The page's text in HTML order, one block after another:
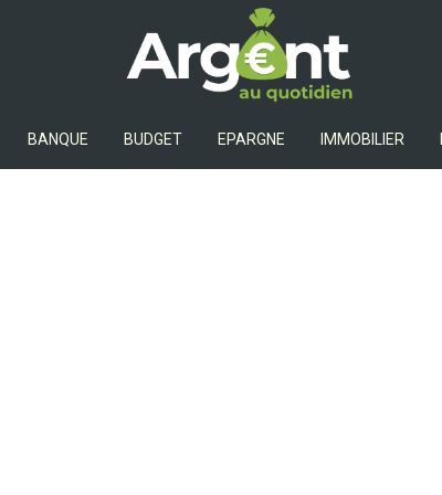
Argent Au Quotidien
BANQUE BUDGET EPARGNE IMMOBILIER